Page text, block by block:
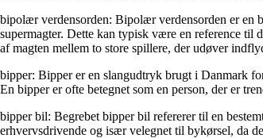
bipolær verdensorden: Bipolær verdensorden er en
supermagter. Dette kan typisk være en reference til
af magten mellem to store spillere, der udøver
bipper: Bipper er en slangudtryk brugt i Danmark
En bipper er ofte betegnet som en person, der er
bipper bil: Begrebet bipper bil refererer til en
erhvervsdrivende og især velegnet til bykørsel, da